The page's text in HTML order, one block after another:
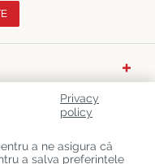
Privacy
policy
a ne asigura că
a salva preferințele